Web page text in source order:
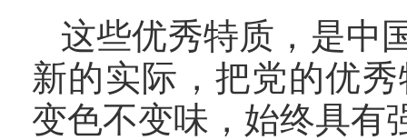
这些优秀特质，是中
新的实际，把党的优
变色不变味，始终具有